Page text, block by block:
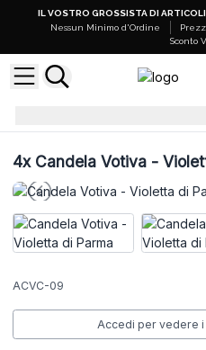
IL VOSTRO GROSSISTA DI
Nessun Minimo d'Ordine
Sconto
4xCandela Votiva -
ACVC-09
Accedi per vedere